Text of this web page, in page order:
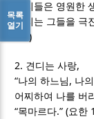
우리들은 영원한
우리는 그들을 극
3-4)
2. 견디는 사랑,
“나의 하느님 , 나
어찌하여 나를 버
“목마르다.” (요한
목록
열기